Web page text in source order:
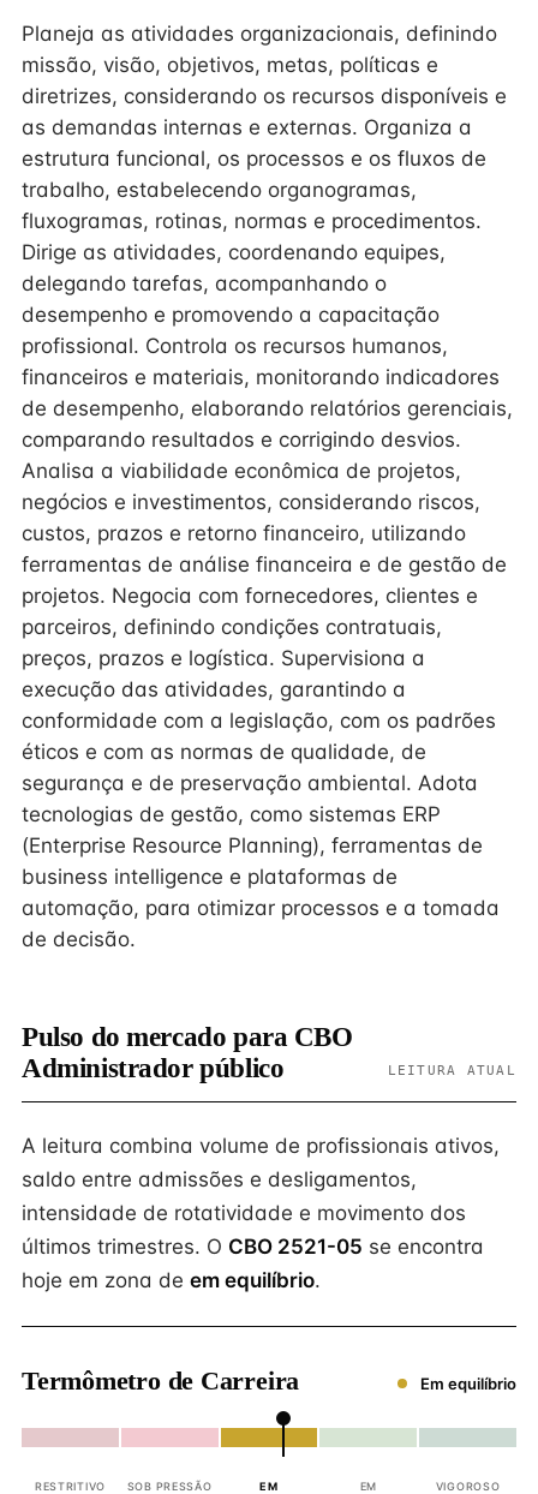
Planeja as atividades organizacionais, definindo
missão, visão, objetivos, metas, políticas e
diretrizes, considerando os recursos disponíveis e
as demandas internas e externas. Organiza a
estrutura funcional, os processos e os fluxos de
trabalho, estabelecendo organogramas,
fluxogramas, rotinas, normas e procedimentos.
Dirige as atividades, coordenando equipes,
delegando tarefas, acompanhando o
desempenho e promovendo a capacitação
profissional. Controla os recursos humanos,
financeiros e materiais, monitorando indicadores
de desempenho, elaborando relatórios gerenciais,
comparando resultados e corrigindo desvios.
Analisa a viabilidade econômica de projetos,
negócios e investimentos, considerando riscos,
custos, prazos e retorno financeiro, utilizando
ferramentas de análise financeira e de gestão de
projetos. Negocia com fornecedores, clientes e
parceiros, definindo condições contratuais,
preços, prazos e logística. Supervisiona a
execução das atividades, garantindo a
conformidade com a legislação, com os padrões
éticos e com as normas de qualidade, de
segurança e de preservação ambiental. Adota
tecnologias de gestão, como sistemas ERP
(Enterprise Resource Planning), ferramentas de
business intelligence e plataformas de
automação, para otimizar processos e a tomada
de decisão.
Pulso do mercado para CBO
Administrador público
LEITURA ATUAL
A leitura combina volume de profissionais ativos,
saldo entre admissões e desligamentos,
intensidade de rotatividade e movimento dos
últimos trimestres. O CBO 2521-05 se encontra
hoje em zona de em equilíbrio.
Termômetro de Carreira Em equilíbrio
RESTRITIVO SOB PRESSÃO
EM
EM
VIGOROSO